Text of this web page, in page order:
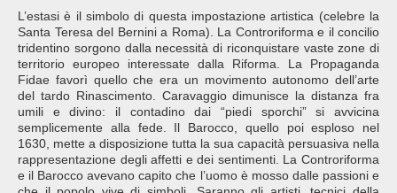
L’estasi è il simbolo di questa impostazione artistica (celebre la
Santa Teresa del Bernini a Roma). La Controriforma e il concilio
tridentino sorgono dalla necessità di riconquistare vaste zone di
territorio europeo interessate dalla Riforma. La Propaganda
Fidae favorì quello che era un movimento autonomo dell’arte
del tardo Rinascimento. Caravaggio dimunisce la distanza fra
umili e divino: il contadino dai “piedi sporchi” si avvicina
semplicemente alla fede. Il Barocco, quello poi esploso nel
1630, mette a disposizione tutta la sua capacità persuasiva nella
rappresentazione degli affetti e dei sentimenti. La Controriforma
e il Barocco avevano capito che l’uomo è mosso dalle passioni e